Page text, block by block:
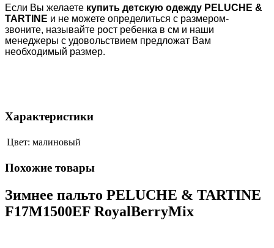
Если Вы желаете купить детскую одежду PELUCHE &
TARTINE и не можете определиться с размером-
звоните, называйте рост ребенка в см и наши
менеджеры с удовольствием предложат Вам
необходимый размер.
Характеристики
Цвет: малиновый
Похожие товары
Зимнее пальто PELUCHE & TARTINE
F17M1500EF RoyalBerryMix